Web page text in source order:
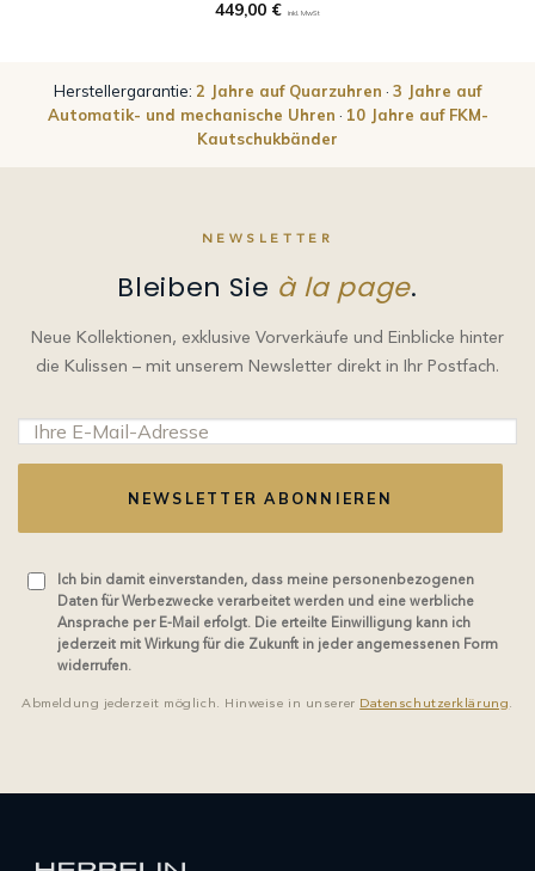
449,00 € inkl. MwSt
Herstellergarantie: 2 Jahre auf Quarzuhren · 3 Jahre auf
Automatik- und mechanische Uhren · 10 Jahre auf FKM-
Kautschukbänder
NEWSLETTER
Bleiben Sie à la page.
Neue Kollektionen, exklusive Vorverkäufe und Einblicke hinter
die Kulissen – mit unserem Newsletter direkt in Ihr Postfach.
NEWSLETTER ABONNIEREN
Ich bin damit einverstanden, dass meine personenbezogenen
Daten für Werbezwecke verarbeitet werden und eine werbliche
Ansprache per E-Mail erfolgt. Die erteilte Einwilligung kann ich
jederzeit mit Wirkung für die Zukunft in jeder angemessenen Form
widerrufen.
Abmeldung jederzeit möglich. Hinweise in unserer Datenschutzerklärung.